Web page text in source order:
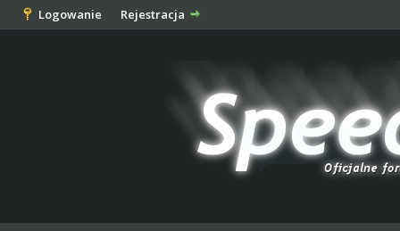
Logowanie Rejestracja